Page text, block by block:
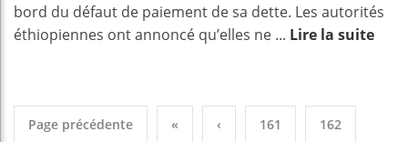
bord du défaut de paiement de sa dette. Les autorités
éthiopiennes ont annoncé qu’elles ne ... Lire la suite
Page précédente « ‹ 161 162